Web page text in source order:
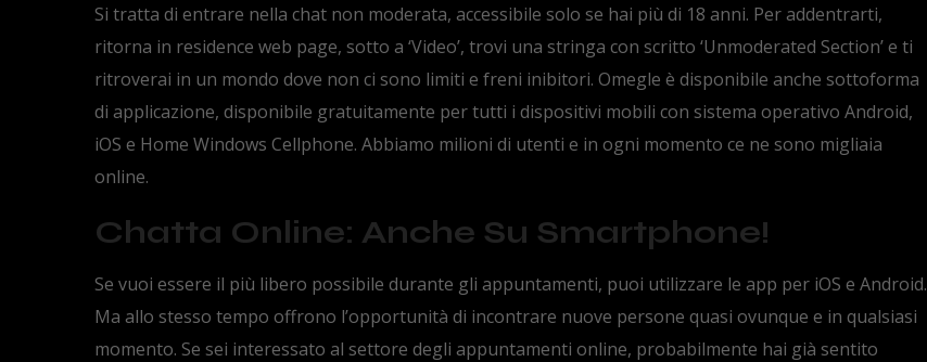
Si tratta di entrare nella chat non moderata, accessibile solo se hai più di 18 anni. Per addentrarti,
ritorna in residence web page, sotto a ‘Video’, trovi una stringa con scritto ‘Unmoderated Section’ e ti
ritroverai in un mondo dove non ci sono limiti e freni inibitori. Omegle è disponibile anche sottoforma
di applicazione, disponibile gratuitamente per tutti i dispositivi mobili con sistema operativo Android,
iOS e Home Windows Cellphone. Abbiamo milioni di utenti e in ogni momento ce ne sono migliaia
online.
Chatta Online: Anche Su Smartphone!
Se vuoi essere il più libero possibile durante gli appuntamenti, puoi utilizzare le app per iOS e Android.
Ma allo stesso tempo offrono l’opportunità di incontrare nuove persone quasi ovunque e in qualsiasi
momento. Se sei interessato al settore degli appuntamenti online, probabilmente hai già sentito